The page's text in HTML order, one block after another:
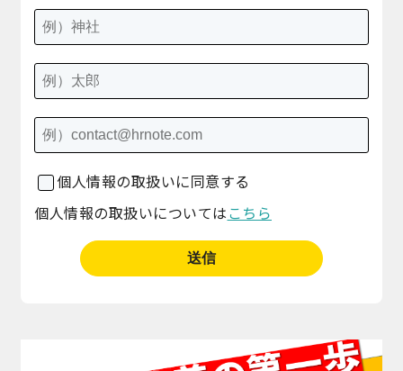
個人情報の取扱いに同意する
個人情報の取扱いについては こちら